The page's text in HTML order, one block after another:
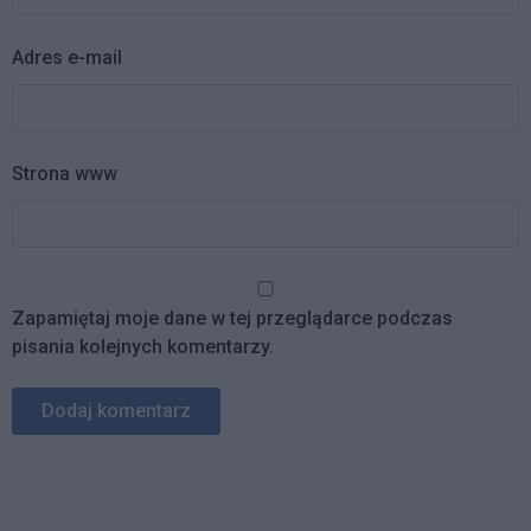
Adres e-mail
Strona www
Zapamiętaj moje dane w tej przeglądarce podczas
pisania kolejnych komentarzy.